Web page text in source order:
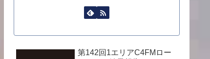
第142回1エリアC4FMロー